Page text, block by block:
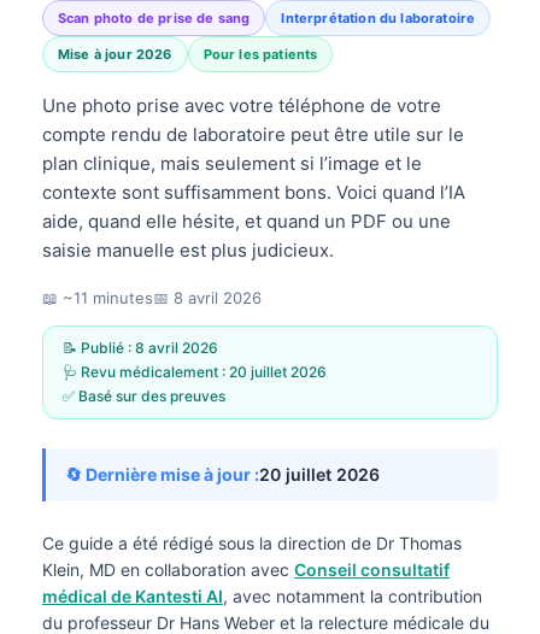
Scan photo de prise de sang Interprétation du laboratoire
Mise à jour 2026 Pour les patients
Une photo prise avec votre téléphone de votre
compte rendu de laboratoire peut être utile sur le
plan clinique, mais seulement si l’image et le
contexte sont suffisamment bons. Voici quand l’IA
aide, quand elle hésite, et quand un PDF ou une
saisie manuelle est plus judicieux.
📖 ~11 minutes📅 8 avril 2026
📝 Publié : 8 avril 2026
🩺 Revu médicalement : 20 juillet 2026
✅ Basé sur des preuves
🔄 Dernière mise à jour :20 juillet 2026
Ce guide a été rédigé sous la direction de Dr Thomas
Klein, MD en collaboration avec Conseil consultatif
médical de Kantesti AI, avec notamment la contribution
du professeur Dr Hans Weber et la relecture médicale du